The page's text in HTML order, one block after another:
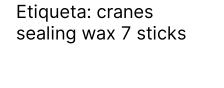
Etiqueta: cranes
sealing wax 7 sticks